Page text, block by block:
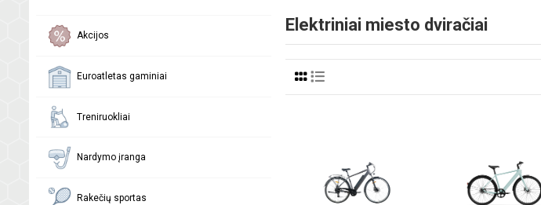
Elektriniai miesto dviračiai
Akcijos
Euroatletas gaminiai
Treniruokliai
Nardymo įranga
Rakečių sportas